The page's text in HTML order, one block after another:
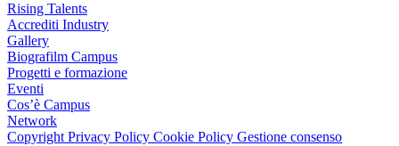
Rising Talents
Accrediti Industry
Gallery
Biografilm Campus
Progetti e formazione
Eventi
Cos’è Campus
Network
Copyright Privacy Policy Cookie Policy Gestione consenso